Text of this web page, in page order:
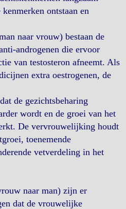
ontstaan en
naar vrouw) bestaan de
androgenen die ervoor
van testosteron afneemt. Als
extra oestrogenen, de
de gezichtsbeharing
wordt en de groei van het
De vervrouwelijking houdt
toenemende
vetverdeling in het
naar man) zijn er
dat de vrouwelijke